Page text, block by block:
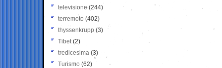
televisione(244)
terremoto (402)
thyssenkrupp (3)
Tibet(2)
tredicesima (3)
Turismo (62)